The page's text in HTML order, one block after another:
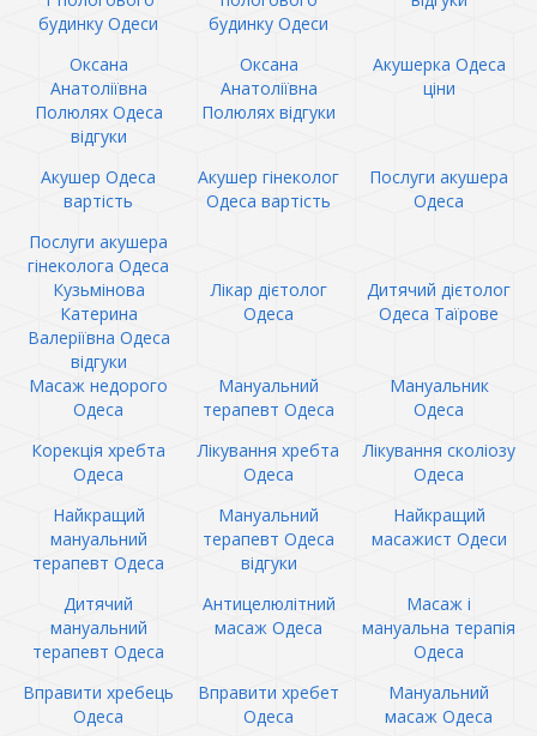
будинку Одеси
будинку Одеси
Оксана
Анатоліївна
Полюлях Одеса
відгуки
Оксана
Анатоліївна
Полюлях відгуки
Акушерка Одеса
ціни
Акушер Одеса
вартість
Акушер гінеколог
Одеса вартість
Послуги акушера
Одеса
Послуги акушера
гінеколога Одеса
Кузьмінова
Катерина
Валеріївна Одеса
відгуки
Лікар дієтолог
Одеса
Дитячий дієтолог
Одеса Таїрове
Масаж недорого
Одеса
Мануальний
терапевт Одеса
Мануальник
Одеса
Корекція хребта
Одеса
Лікування хребта
Одеса
Лікування сколіозу
Одеса
Найкращий
мануальний
терапевт Одеса
Мануальний
терапевт Одеса
відгуки
Найкращий
масажист Одеси
Дитячий
мануальний
терапевт Одеса
Антицелюлітний
масаж Одеса
Масаж і
мануальна терапія
Одеса
Вправити хребець
Одеса
Вправити хребет
Одеса
Мануальний
масаж Одеса